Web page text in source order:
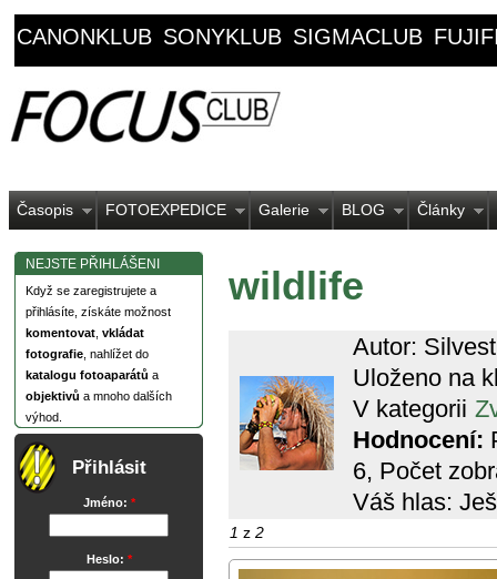
CANONKLUB SONYKLUB SIGMACLUB
Časopis FOTOEXPEDICE Galerie BLOG Články
NEJSTE PŘIHLÁŠENI
Když se zaregistrujete a
přihlásíte, získáte možnost
komentovat vkládat
fotografie , nahlížet do
katalogu fotoaparátů a
objektivů a mnoho dalších
výhod.
Přihlásit
Jméno: *
Heslo: *
wildlife
Autor:
Uloženo na
V kategorii
Hodnocení:
6, Počet
Váš hlas:
1 z 2